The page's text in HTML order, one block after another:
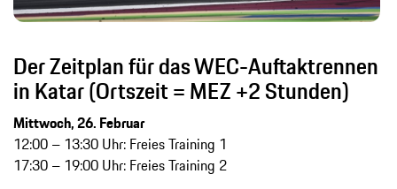
Der Zeitplan für das WEC-Auftaktrennen
in Katar (Ortszeit = MEZ +2 Stunden)
Mittwoch, 26. Februar
12:00 – 13:30 Uhr: Freies Training 1
17:30 – 19:00 Uhr: Freies Training 2